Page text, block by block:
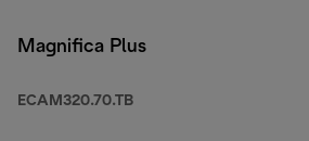
Magnifica Plus
ECAM320.70.TB